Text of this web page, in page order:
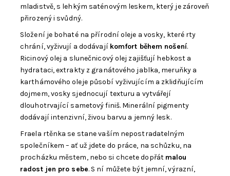
mladistvě, s lehkým saténovým leskem, který je zároveň
přirozený i svůdný.
Složení je bohaté na přírodní oleje a vosky, které rty
chrání, vyživují a dodávají komfort během nošení.
Ricinový olej a slunečnicový olej zajišťují hebkost a
hydrataci, extrakty z granátového jablka, meruňky a
karthámového oleje působí vyživujícím a zklidňujícím
dojmem, vosky sjednocují texturu a vytvářejí
dlouhotrvající sametový finiš. Minerální pigmenty
dodávají intenzivní, živou barvu a jemný lesk.
Fraela rtěnka se stane vaším nepostradatelným
společníkem – ať už jdete do práce, na schůzku, na
procházku městem, nebo si chcete dopřát malou
radost jen pro sebe. S ní můžete být jemní, výrazní,